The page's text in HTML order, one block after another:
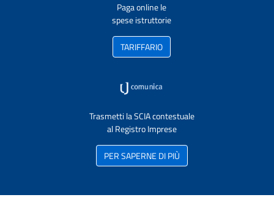
Paga online le
spese istruttorie
TARIFFARIO
Trasmetti la SCIA contestuale
al Registro Imprese
PER SAPERNE DI PIÙ